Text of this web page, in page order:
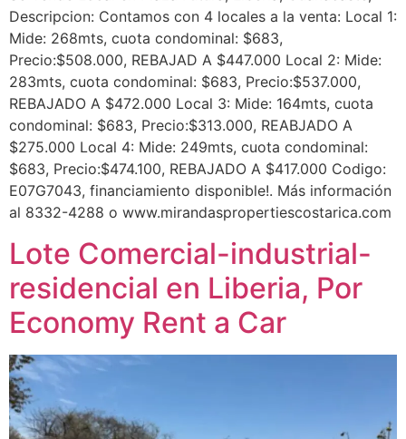
Descripcion: Contamos con 4 locales a la venta: Local 1:
Mide: 268mts, cuota condominal: $683,
Precio:$508.000, REBAJAD A $447.000 Local 2: Mide:
283mts, cuota condominal: $683, Precio:$537.000,
REBAJADO A $472.000 Local 3: Mide: 164mts, cuota
condominal: $683, Precio:$313.000, REABJADO A
$275.000 Local 4: Mide: 249mts, cuota condominal:
$683, Precio:$474.100, REBAJADO A $417.000 Codigo:
E07G7043, financiamiento disponible!. Más información
al 8332-4288 o www.mirandaspropertiescostarica.com
Lote Comercial-industrial-
residencial en Liberia, Por
Economy Rent a Car